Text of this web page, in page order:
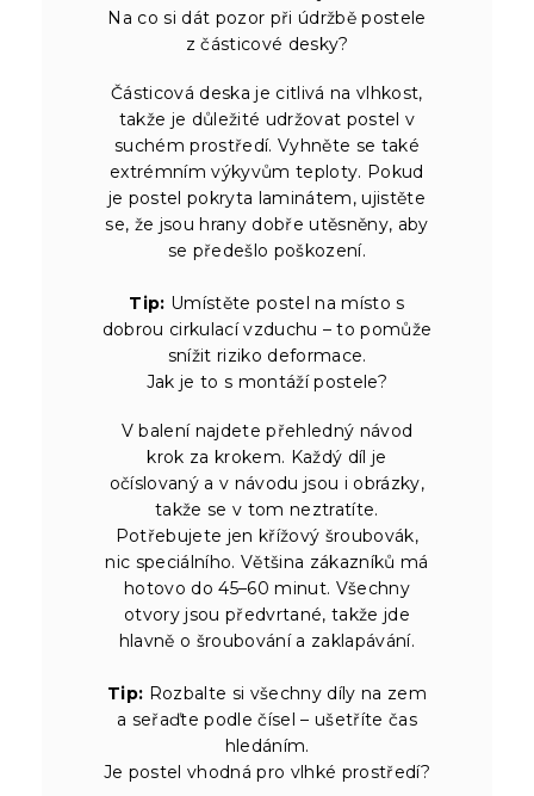
Na co si dát pozor při údržbě postele
z částicové desky?
Částicová deska je citlivá na vlhkost,
takže je důležité udržovat postel v
suchém prostředí. Vyhněte se také
extrémním výkyvům teploty. Pokud
je postel pokryta laminátem, ujistěte
se, že jsou hrany dobře utěsněny, aby
se předešlo poškození.
Tip: Umístěte postel na místo s
dobrou cirkulací vzduchu – to pomůže
snížit riziko deformace.
Jak je to s montáží postele?
V balení najdete přehledný návod
krok za krokem. Každý díl je
očíslovaný a v návodu jsou i obrázky,
takže se v tom neztratíte.
Potřebujete jen křížový šroubovák,
nic speciálního. Většina zákazníků má
hotovo do 45–60 minut. Všechny
otvory jsou předvrtané, takže jde
hlavně o šroubování a zaklapávání.
Tip: Rozbalte si všechny díly na zem
a seřaďte podle čísel – ušetříte čas
hledáním.
Je postel vhodná pro vlhké prostředí?